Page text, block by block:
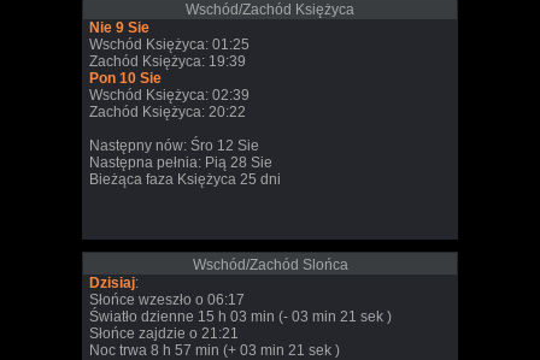
Wschód/Zachód Księżyca
Nie 9 Sie
Wschód Księżyca: 01:25
Zachód Księżyca: 19:39
Pon 10 Sie
Wschód Księżyca: 02:39
Zachód Księżyca: 20:22
Następny nów: Śro 12 Sie
Następna pełnia: Pią 28 Sie
Bieżąca faza Księżyca 25 dni
Wschód/Zachód Slońca
Dzisiaj:
Słońce wzeszło o 06:17
Światło dzienne 15 h 03 min (- 03 min 21 sek )
Słońce zajdzie o 21:21
Noc trwa 8 h 57 min (+ 03 min 21 sek )